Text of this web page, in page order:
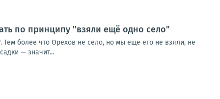
по принципу "взяли ещё одно село"
более что Орехов не село, но мы еще его не взяли, не
— значит...